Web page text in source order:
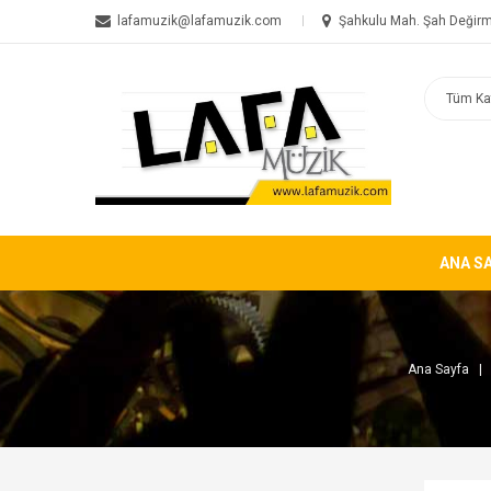
lafamuzik@lafamuzik.com Şahkulu Mah. Şah
ANA
Ana Sayfa